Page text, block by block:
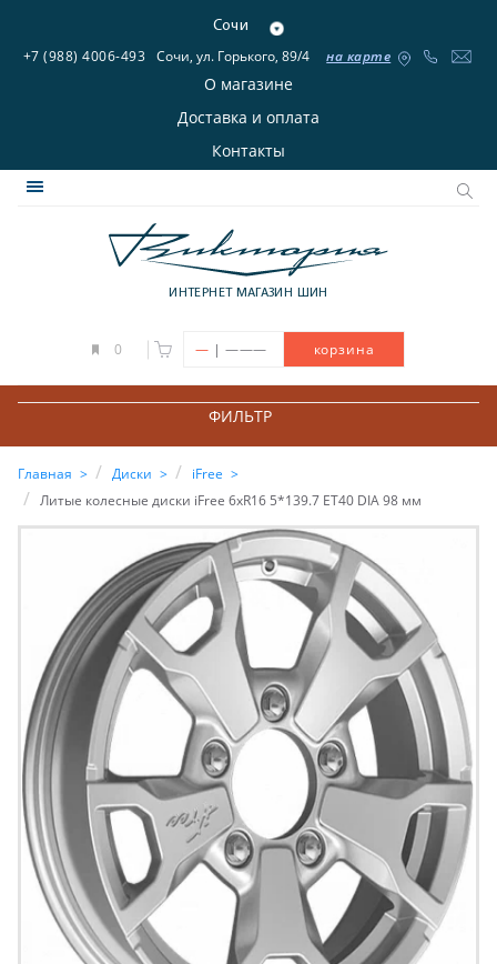
Сочи
+7 (988) 4006-493 Сочи, ул. Горького, 89/4 на карте
О магазине
Доставка и оплата
Контакты
ИНТЕРНЕТ МАГАЗИН ШИН
0 — | ——— корзина
ФИЛЬТР
Главная Диски
iFree
Литые колесные диски iFree 6xR16 5*139.7 ET40 DIA 98 мм